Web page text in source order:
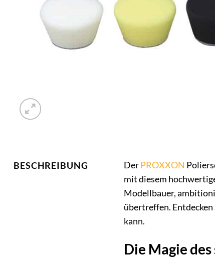
BESCHREIBUNG DerPROXXON
mit diesem
Modellbauer,
übertreffen. Entdecken
kann.
Die Magie